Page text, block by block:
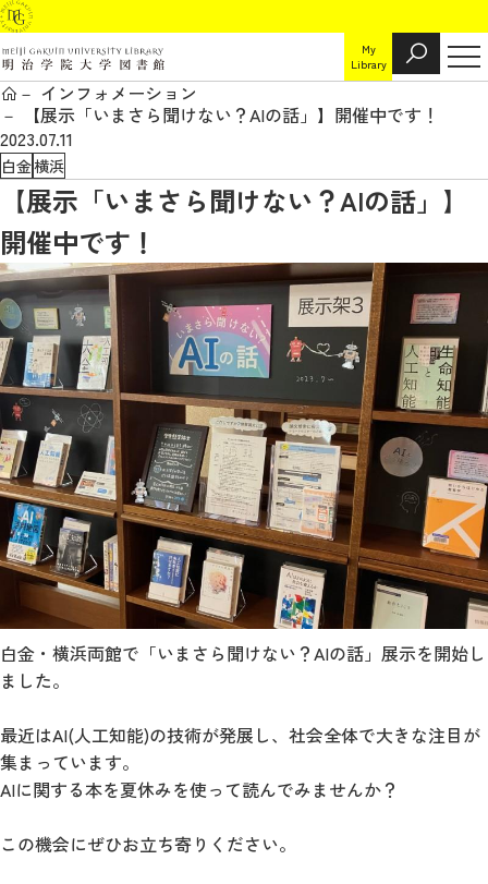
My
Library
インフォメーション
【展示「いまさら聞けない？AIの話」】開催中です！
2023.07.11
白金横浜
【展示「いまさら聞けない？AIの話」】
開催中です！
白金・横浜両館で「いまさら聞けない？AIの話」展示を開始し
ました。
最近はAI(人工知能)の技術が発展し、社会全体で大きな注目が
集まっています。
AIに関する本を夏休みを使って読んでみませんか？
この機会にぜひお立ち寄りください。